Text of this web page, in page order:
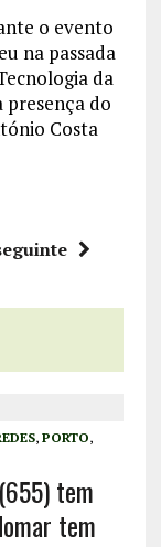
o evento
na passada
da
presença do
Costa
, PORTO,
tem
tem